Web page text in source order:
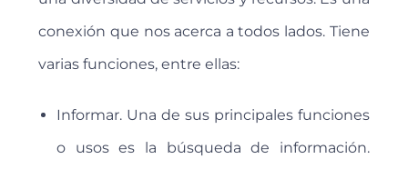
conexión que nos acerca a todos lados. Tiene
varias funciones, entre ellas:
Informar. Una de sus principales funciones
o usos es la búsqueda de información.